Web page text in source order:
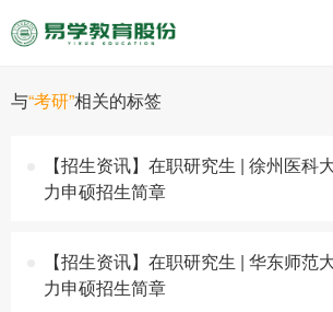
与“考研”相关的标签
【招生资讯】在职研究生 | 徐州医科
力申硕招生简章
【招生资讯】在职研究生 | 华东师范
力申硕招生简章